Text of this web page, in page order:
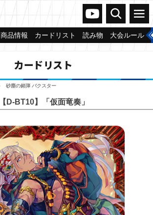
ヴァンガードch
検索 メニュー
商品情報 カードリスト 読み物 大会ルール
カードリスト
砂塵の銘弾 バクスター
【D-BT10】「仮面竜奏」